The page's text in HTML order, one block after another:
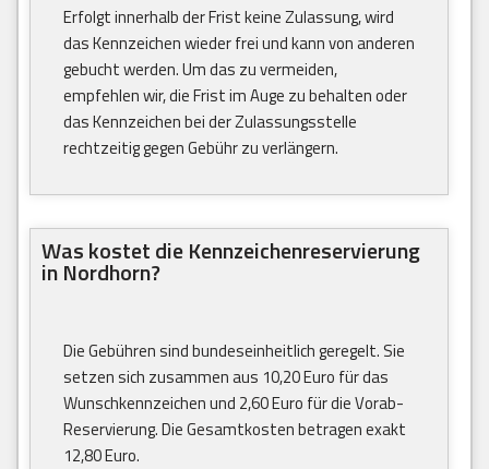
Erfolgt innerhalb der Frist keine Zulassung, wird
das Kennzeichen wieder frei und kann von anderen
gebucht werden. Um das zu vermeiden,
empfehlen wir, die Frist im Auge zu behalten oder
das Kennzeichen bei der Zulassungsstelle
rechtzeitig gegen Gebühr zu verlängern.
Was kostet die Kennzeichenreservierung
in Nordhorn?
Die Gebühren sind bundeseinheitlich geregelt. Sie
setzen sich zusammen aus 10,20 Euro für das
Wunschkennzeichen und 2,60 Euro für die Vorab-
Reservierung. Die Gesamtkosten betragen exakt
12,80 Euro.